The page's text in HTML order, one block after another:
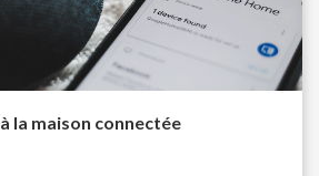
la maison connectée